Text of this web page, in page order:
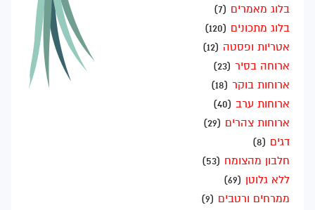
בלוג מאמרים (7)
בלוג מתכונים (120)
אטריות ופסטה (12)
ארוחה בסיר (23)
ארוחות בוקר (18)
ארוחות ערב (40)
ארוחות צהרים (29)
דגים (8)
חלבון מהצומח (53)
ללא גלוטן (69)
ממרחים ורטבים (9)